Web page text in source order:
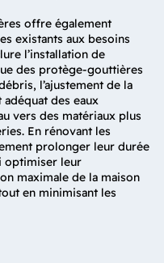
offre également
existants aux besoins
l’installation de
des protège-gouttières
l’ajustement de la
des eaux
vers des matériaux plus
En rénovant les
prolonger leur durée
optimiser leur
maximale de la maison
en minimisant les